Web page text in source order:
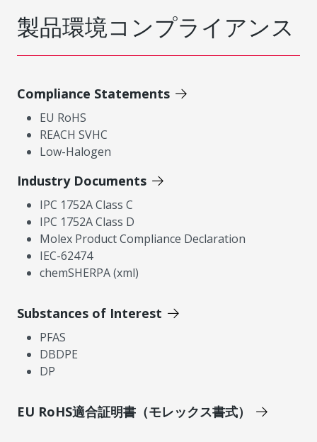
製品環境コンプライアンス
Compliance Statements
EU RoHS
REACH SVHC
Low-Halogen
Industry Documents
IPC 1752A Class C
IPC 1752A Class D
Molex Product Compliance Declaration
IEC-62474
chemSHERPA (xml)
Substances of Interest
PFAS
DBDPE
DP
EU RoHS適合証明書（モレックス書式）